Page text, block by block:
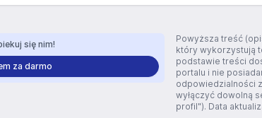
się nim!
za darmo
Powyższa treść
który wykorzystują
podstawie treści
portalu i nie
odpowiedzialności
wyłączyć dowolną
profil"). Data